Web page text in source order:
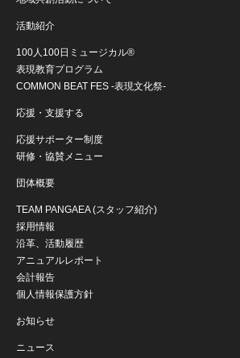
活動紹介
100人100日ミュージカル®
表現教育プログラム
COMMON BEAT FES -表現文化祭-
応援・支援する
応援サポーター制度
研修・協賛メニュー
団体概要
TEAM PANGAEA (スタッフ紹介)
採用情報
沿革、活動履歴
アニュアルレポート
会計報告
個人情報保護方針
お知らせ
ニュース